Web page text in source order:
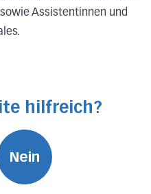
Assistentinnen und
hilfreich?
Nein